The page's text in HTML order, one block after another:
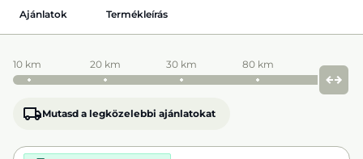
Ajánlatok Termékleírás
10 km 20 km 30 km 80 km
Mutasd a legközelebbi ajánlatokat